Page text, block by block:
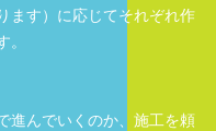
ます）に応じてそれぞれ作
進んでいくのか、施工を頼